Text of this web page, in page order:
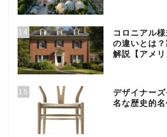
14
コロニアル
の違いとは
解説【アメリ
15
デザイナー
名な歴史的名